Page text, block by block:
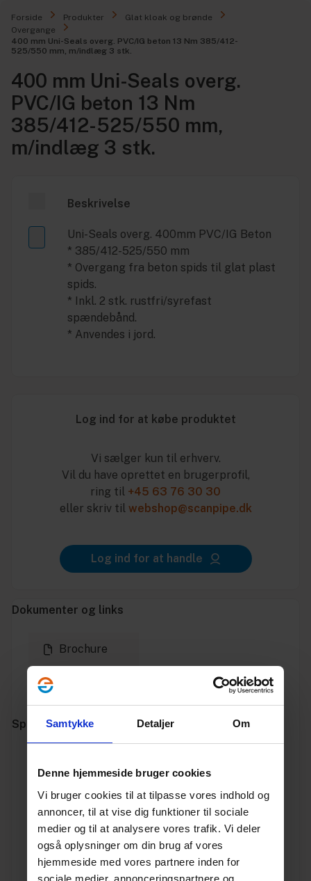
Samtykke Detaljer Om
Denne hjemmeside bruger cookies
Vi bruger cookies til at tilpasse vores indhold og
annoncer, til at vise dig funktioner til sociale
medier og til at analysere vores trafik. Vi deler
også oplysninger om din brug af vores
hjemmeside med vores partnere inden for
sociale medier, annonceringspartnere og
Forside Produkter
Glat kloak og brønde
Overgange
400 mm Uni-Seals overg. PVC/IG beton 13 Nm 385/412-
525/550 mm, m/indlæg 3 stk.
400 mm Uni-Seals overg.
PVC/IG beton 13 Nm
385/412-525/550 mm,
m/indlæg 3 stk.
Beskrivelse
Uni-Seals overg. 400mm PVC/IG Beton
* 385/412-525/550 mm
* Overgang fra beton spids til glat plast
spids.
* Inkl. 2 stk. rustfri/syrefast
spændebånd.
* Anvendes i jord.
Log ind for at købe produktet
Vi sælger kun til erhverv.
Vil du have oprettet en brugerprofil,
ring til +45 63 76 30 30
eller skriv til webshop@scanpipe.dk
Log ind for at handle
Dokumenter og links
Brochure
Producentens
Specifikationer
Vægt 4.7
Enhed STK.
Dimension 400